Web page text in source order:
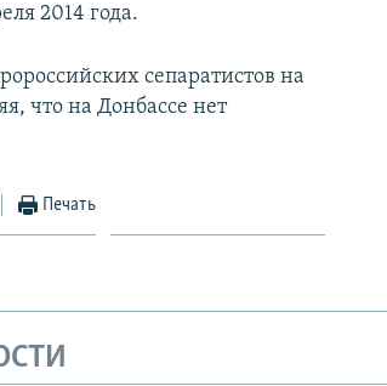
2014 года.
сепаратистов на
что на Донбассе нет
Печать